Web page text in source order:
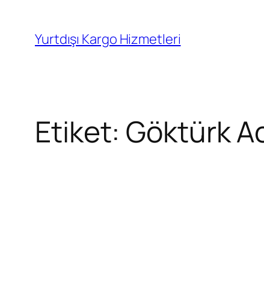
Yurtdışı Kargo Hizmetleri
Etiket: Göktürk